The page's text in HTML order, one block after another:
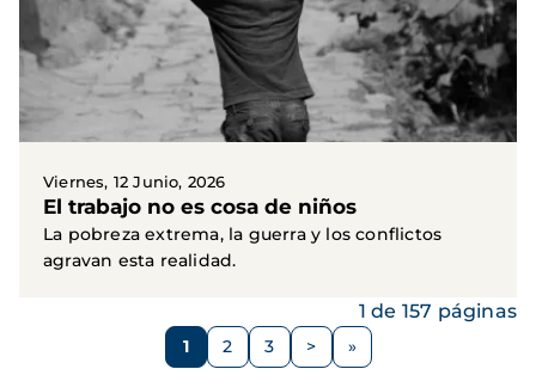
Viernes, 12 Junio, 2026
El trabajo no es cosa de niños
La pobreza extrema, la guerra y los conflictos
agravan esta realidad.
Página
1 Página
2 Página
3
Siguiente
>
1 de 157 páginas